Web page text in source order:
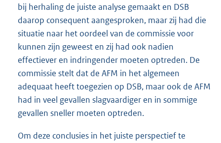
bij herhaling de juiste analyse gemaakt en DSB
daarop consequent aangesproken, maar zij had die
situatie naar het oordeel van de commissie voor
kunnen zijn geweest en zij had ook nadien
effectiever en indringender moeten optreden. De
commissie stelt dat de AFM in het algemeen
adequaat heeft toegezien op DSB, maar ook de AFM
had in veel gevallen slagvaardiger en in sommige
gevallen sneller moeten optreden.
Om deze conclusies in het juiste perspectief te